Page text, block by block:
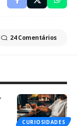
24 Comentários
CURIOSIDADES